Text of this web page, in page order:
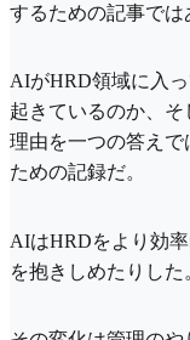
するための記事では
AIがHRD領域に入
起きているのか、
理由を一つの答え
ための記録だ。
AIはHRDをより効
を抱きしめたりした